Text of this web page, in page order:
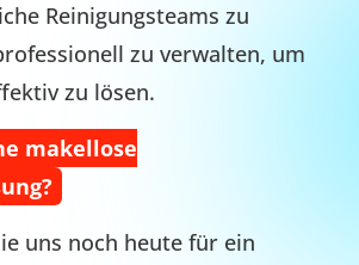
Reinigungsteams zu
zu verwalten, um
zu lösen.
makellose
uns noch heute für ein